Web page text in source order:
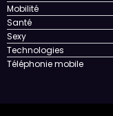
Santé
Sexy
Technologies
Téléphonie mobile
Contact Le mag!